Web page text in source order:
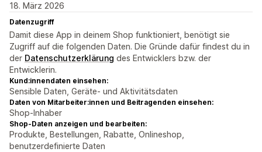
18. März 2026
Datenzugriff
Damit diese App in deinem Shop funktioniert, benötigt sie
Zugriff auf die folgenden Daten. Die Gründe dafür findest du in
der Datenschutzerklärung des Entwicklers bzw. der
Entwicklerin.
Kund:innendaten einsehen:
Sensible Daten, Geräte- und Aktivitätsdaten
Daten von Mitarbeiter:innen und Beitragenden einsehen:
Shop-Inhaber
Shop-Daten anzeigen und bearbeiten:
Produkte, Bestellungen, Rabatte, Onlineshop,
benutzerdefinierte Daten